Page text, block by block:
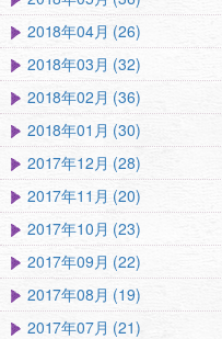
2018年04月 (26)
2018年03月 (32)
2018年02月 (36)
2018年01月 (30)
2017年12月 (28)
2017年11月 (20)
2017年10月 (23)
2017年09月 (22)
2017年08月 (19)
2017年07月 (21)